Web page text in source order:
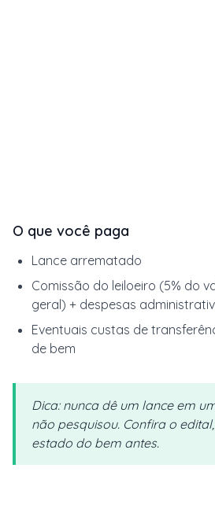
O que você paga
Lance arrematado
Comissão do leiloeiro (5% do
geral) + despesas
Eventuais custas de
de bem
Dica: nunca dê um lance em
não pesquisou. Confira o
estado do bem antes.